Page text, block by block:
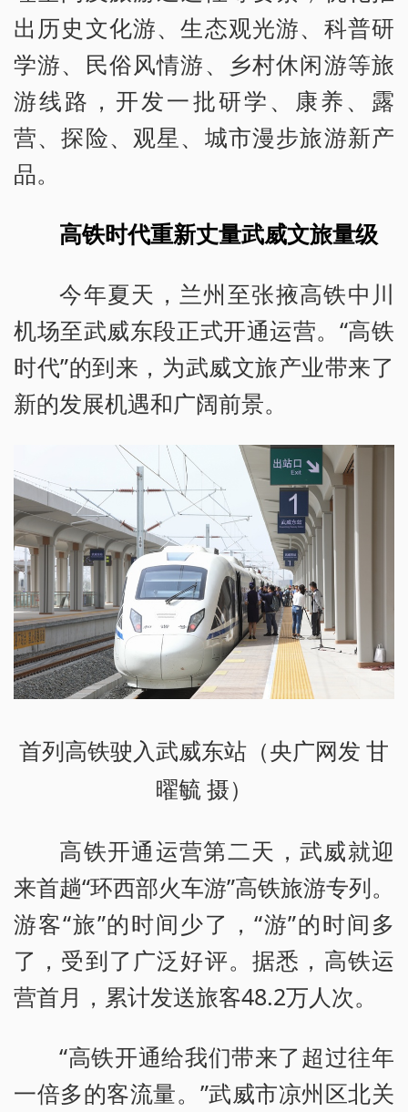
出历史文化游、生态观光游、科普研
学游、民俗风情游、乡村休闲游等旅
游线路，开发一批研学、康养、露
营、探险、观星、城市漫步旅游新产
品。
高铁时代重新丈量武威文旅量级
今年夏天，兰州至张掖高铁中川
机场至武威东段正式开通运营。“高铁
时代”的到来，为武威文旅产业带来了
新的发展机遇和广阔前景。
首列高铁驶入武威东站（央广网发 甘
曜毓 摄）
高铁开通运营第二天，武威就迎
来首趟“环西部火车游”高铁旅游专列。
游客“旅”的时间少了，“游”的时间多
了，受到了广泛好评。据悉，高铁运
营首月，累计发送旅客48.2万人次。
“高铁开通给我们带来了超过往年
一倍多的客流量。”武威市凉州区北关